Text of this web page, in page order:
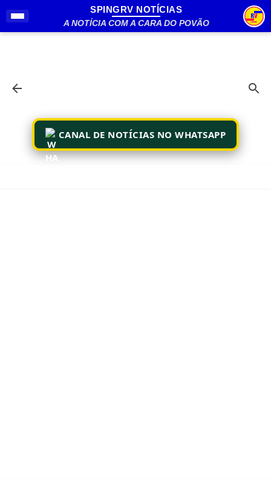
Pular para o conteúdo principal
SPINGRV NOTÍCIAS
A NOTÍCIA COM A CARA DO POVÃO
CANAL DE NOTÍCIAS NO WHATSAPP